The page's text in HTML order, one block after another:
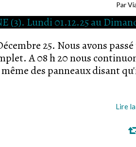
Par
25. Nous avons
A 08 h 20 nous
des panneaux disant
Lire